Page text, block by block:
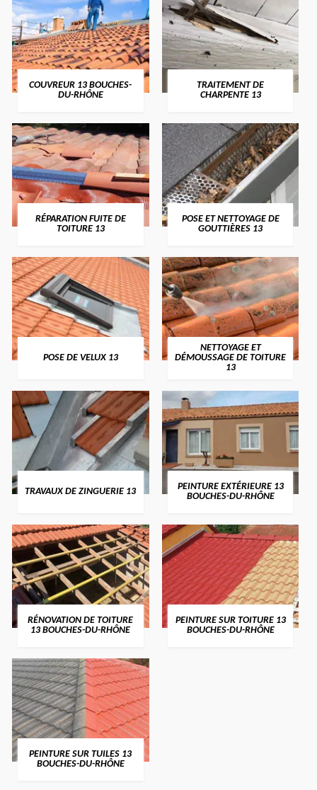
COUVREUR 13 BOUCHES-
DU-RHÔNE
TRAITEMENT DE
CHARPENTE 13
RÉPARATION FUITE DE
TOITURE 13
POSE ET NETTOYAGE DE
GOUTTIÈRES 13
POSE DE VELUX 13
NETTOYAGE ET
DÉMOUSSAGE DE TOITURE
13
TRAVAUX DE ZINGUERIE 13
PEINTURE EXTÉRIEURE 13
BOUCHES-DU-RHÔNE
RÉNOVATION DE TOITURE
13 BOUCHES-DU-RHÔNE
PEINTURE SUR TOITURE 13
BOUCHES-DU-RHÔNE
PEINTURE SUR TUILES 13
BOUCHES-DU-RHÔNE